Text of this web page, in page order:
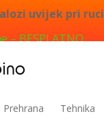
uvijek pri ruci
– BESPLATNO
Prehrana Tehnika